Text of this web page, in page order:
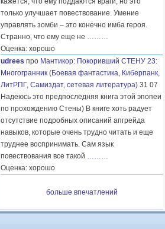
только улучшает повествование. Умение
управлять зомби – это конечно имба героя.
Странно, что ему еще не ………
Оценка: хорошо
udrees про Мантикор: Покоривший СТЕНУ 23:
Многогранник (Боевая фантастика, Киберпанк,
ЛитРПГ, Самиздат, сетевая литература) 31 07
Надеюсь это предпоследняя книга этой эпопеи
по прохождению Стены) В книге хоть радует
отсутствие подробных описаний апгрейда
навыков, которые очень трудно читать и еще
труднее воспринимать. Сам язык
повествования все такой ………
Оценка: хорошо
больше впечатлений